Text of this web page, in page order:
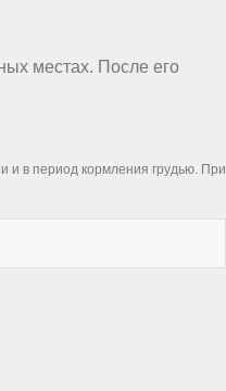
местах. После его
и в период кормления грудью. При